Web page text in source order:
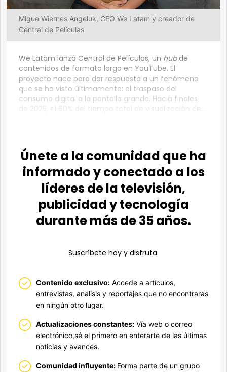
Migue Wiernes Angeluk, CEO We Latam y creador de
Central de Películas
We Latam lanzó Central de Películas, un hubde
contenidos de formato largo en YouTube. El
proyecto nace para dar respuesta a un fenómeno
que se ha visto últimamente: el traspaso del
consumo digital a la pantalla grande. Hacia finales
de 2025, el 60% del tiempo total de visualización de...
Únete a la comunidad que ha
informado y conectado a los
líderes de la televisión,
publicidad y tecnología
durante más de 35 años.
Suscríbete hoy y disfruta:
Contenido exclusivo: Accede a artículos,
entrevistas, análisis y reportajes que no encontrarás
en ningún otro lugar.
Actualizaciones constantes: Vía web o correo
electrónico,sé el primero en enterarte de las últimas
noticias y avances.
Comunidad influyente: Forma parte de un grupo